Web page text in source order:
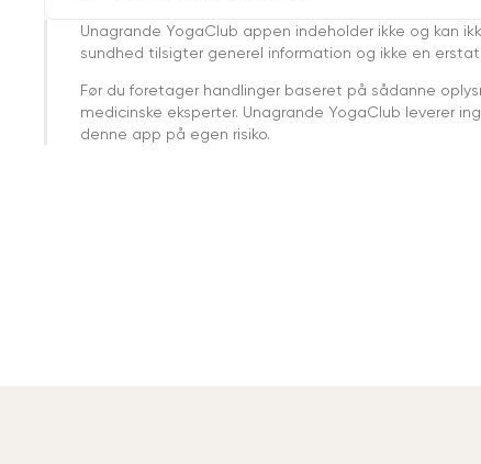
Unagrande YogaClub appen indeholder ikke og kan
sundhed tilsigter generel information og ikke en
Før du foretager handlinger baseret på sådanne
medicinske eksperter. Unagrande YogaClub leverer
denne app på egen risiko.